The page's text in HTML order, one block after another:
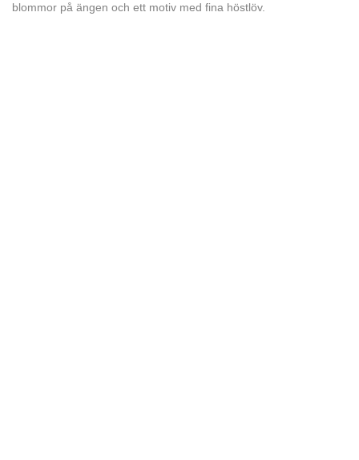
blommor på ängen och ett motiv med fina höstlöv.